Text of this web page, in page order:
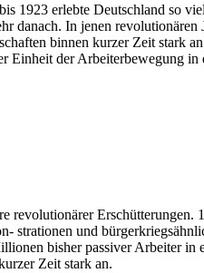
1923 erlebte Deutschland so
danach. In jenen revolutionären
binnen kurzer Zeit stark
Einheit der Arbeiterbewegung
Erschütterungen.
strationen und
bisher passiver Arbeiter in
Zeit stark an.